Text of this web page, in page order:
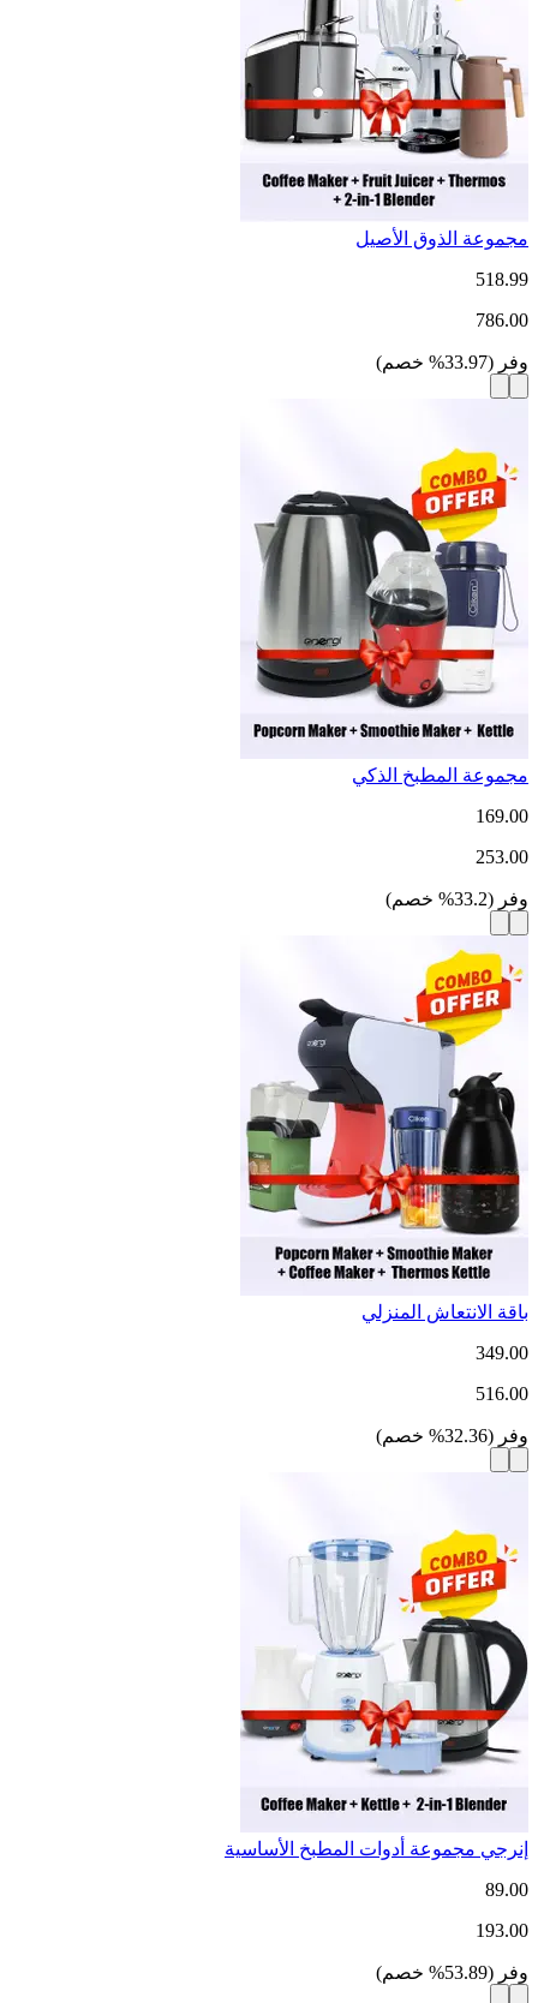
مجموعة الذوق الأصيل
518.99
786.00
وفر (
33.97
% خصم)
مجموعة المطبخ الذكي
169.00
253.00
وفر (
33.2
% خصم)
باقة الانتعاش المنزلي
349.00
516.00
وفر (
32.36
% خصم)
إنرجي مجموعة أدوات المطبخ الأساسية
89.00
193.00
وفر (
53.89
% خصم)